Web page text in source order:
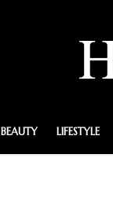
BEAUTY LIFESTYLE